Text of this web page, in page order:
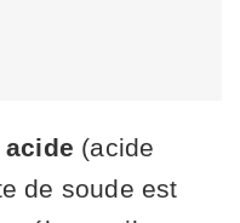
acide (acide
de soude est